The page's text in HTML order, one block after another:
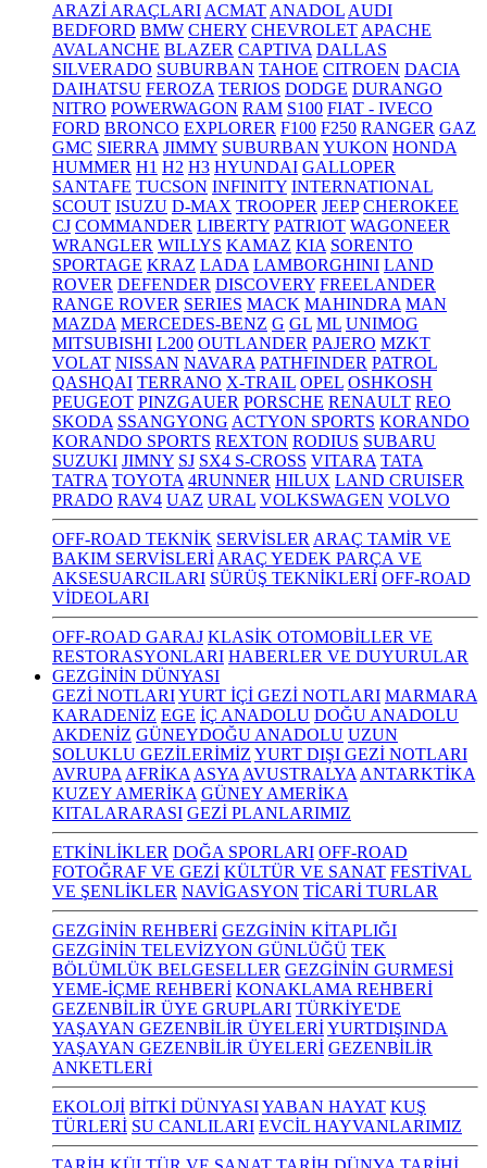
ARAZİ ARAÇLARI ACMAT ANADOL AUDI
BEDFORD BMW CHERY CHEVROLET APACHE
AVALANCHE BLAZER CAPTIVA DALLAS
SILVERADO SUBURBAN TAHOE CITROEN DACIA
DAIHATSU FEROZA TERIOS DODGE DURANGO
NITRO POWERWAGON RAM S100 FIAT - IVECO
FORD BRONCO EXPLORER F100 F250 RANGER GAZ
GMC SIERRA JIMMY SUBURBAN YUKON HONDA
HUMMER H1 H2 H3 HYUNDAI GALLOPER
SANTAFE TUCSON INFINITY INTERNATIONAL
SCOUT ISUZU D-MAX TROOPER JEEP CHEROKEE
CJ COMMANDER LIBERTY PATRIOT WAGONEER
WRANGLER WILLYS KAMAZ KIA SORENTO
SPORTAGE KRAZ LADA LAMBORGHINI LAND
ROVER DEFENDER DISCOVERY FREELANDER
RANGE ROVER SERIES MACK MAHINDRA MAN
MAZDA MERCEDES-BENZ G GL ML UNIMOG
MITSUBISHI L200 OUTLANDER PAJERO MZKT
VOLAT NISSAN NAVARA PATHFINDER PATROL
QASHQAI TERRANO X-TRAIL OPEL OSHKOSH
PEUGEOT PINZGAUER PORSCHE RENAULT REO
SKODA SSANGYONG ACTYON SPORTS KORANDO
KORANDO SPORTS REXTON RODIUS SUBARU
SUZUKI JIMNY SJ SX4 S-CROSS VITARA TATA
TATRA TOYOTA 4RUNNER HILUX LAND CRUISER
PRADO RAV4 UAZ URAL VOLKSWAGEN VOLVO
OFF-ROAD TEKNİK SERVİSLER ARAÇ TAMİR VE
BAKIM SERVİSLERİ ARAÇ YEDEK PARÇA VE
AKSESUARCILARI SÜRÜŞ TEKNİKLERİ OFF-ROAD
VİDEOLARI
OFF-ROAD GARAJ KLASİK OTOMOBİLLER VE
RESTORASYONLARI HABERLER VE DUYURULAR
GEZGİNİN DÜNYASI
GEZİ NOTLARIYURT İÇİ GEZİ NOTLARI MARMARA
KARADENİZ EGE İÇ ANADOLU DOĞU ANADOLU
AKDENİZ GÜNEYDOĞU ANADOLU UZUN
SOLUKLU GEZİLERİMİZ YURT DIŞI GEZİ NOTLARI
AVRUPA AFRİKA ASYA AVUSTRALYA ANTARKTİKA
KUZEY AMERİKA GÜNEY AMERİKA
KITALARARASI GEZİ PLANLARIMIZ
ETKİNLİKLER DOĞA SPORLARI OFF-ROAD
FOTOĞRAF VE GEZİ KÜLTÜR VE SANAT FESTİVAL
VE ŞENLİKLER NAVİGASYON TİCARİ TURLAR
GEZGİNİN REHBERİ GEZGİNİN KİTAPLIĞI
GEZGİNİN TELEVİZYON GÜNLÜĞÜ TEK
BÖLÜMLÜK BELGESELLER GEZGİNİN GURMESİ
YEME-İÇME REHBERİ KONAKLAMA REHBERİ
GEZENBİLİR ÜYE GRUPLARI TÜRKİYE'DE
YAŞAYAN GEZENBİLİR ÜYELERİYURTDIŞINDA
YAŞAYAN GEZENBİLİR ÜYELERİ GEZENBİLİR
ANKETLERİ
EKOLOJİ BİTKİ DÜNYASIYABAN HAYAT KUŞ
TÜRLERİ SU CANLILARI EVCİL HAYVANLARIMIZ